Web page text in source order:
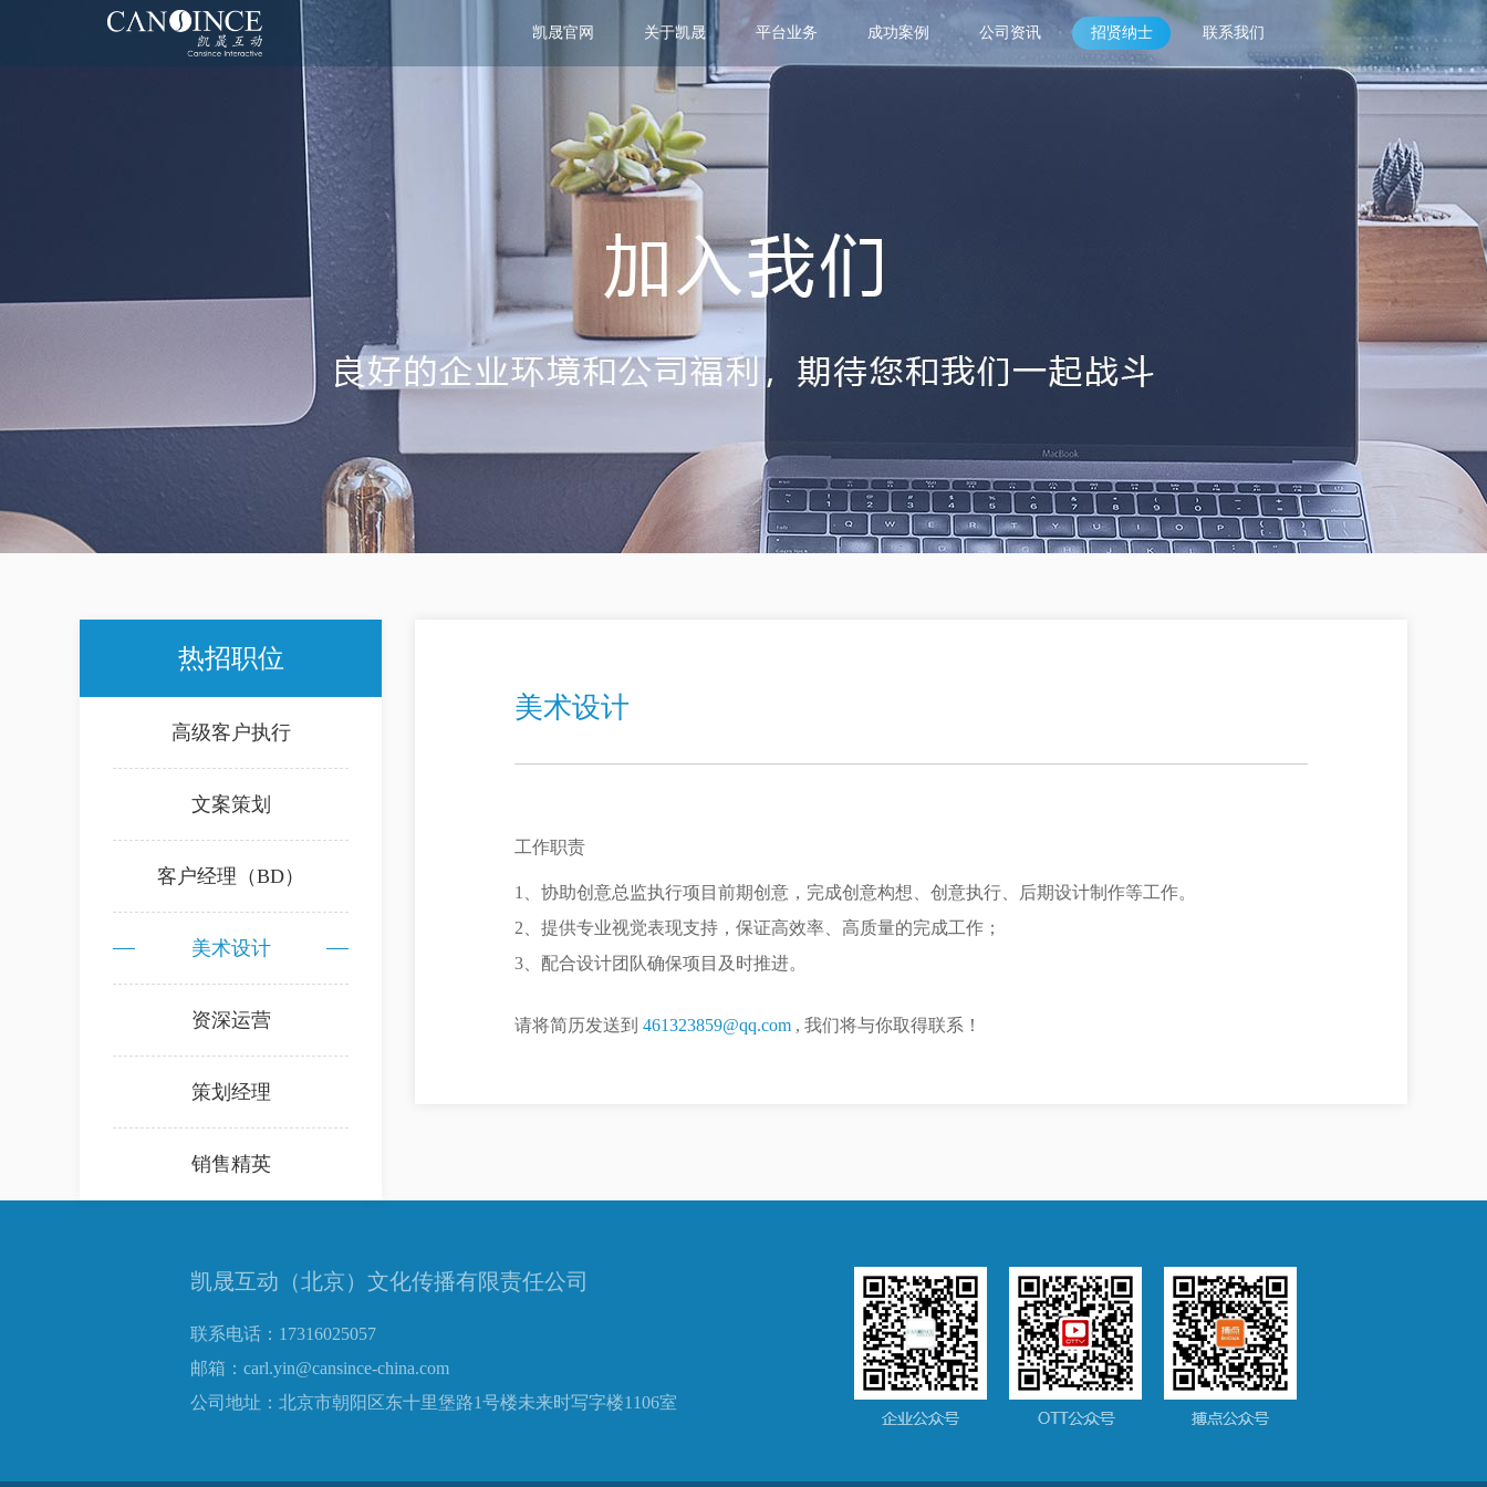
凯晟官网 关于凯晟 平台业务 成功案例 公司资讯 招贤纳士 联系我们
热招职位
高级客户执行
文案策划
客户经理（BD）
美术设计
资深运营
策划经理
销售精英
美术设计
工作职责
1、协助创意总监执行项目前期创意，完成创意构想、创意执行、后期设计制作等工作。
2、提供专业视觉表现支持，保证高效率、高质量的完成工作；
3、配合设计团队确保项目及时推进。
请将简历发送到 461323859@qq.com , 我们将与你取得联系！
凯晟互动（北京）文化传播有限责任公司
联系电话：17316025057
邮箱：carl.yin@cansince-china.com
公司地址：北京市朝阳区东十里堡路1号楼未来时写字楼1106室